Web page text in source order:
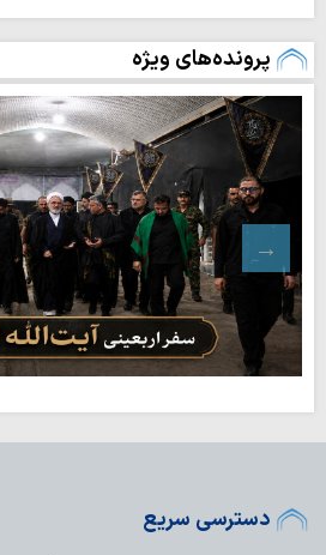
پرونده‌های ویژه
دسترسی سریع